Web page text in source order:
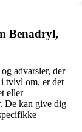
Benadryl,
advarsler, der
tvivl om, er det
eller
De kan give dig